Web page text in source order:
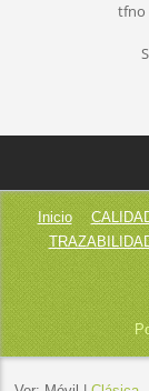
tfno
Inicio